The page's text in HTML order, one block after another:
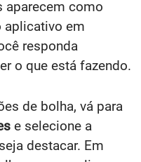
aparecem como
aplicativo em
responda
o que está fazendo.
de bolha, vá para
e selecione a
destacar. Em